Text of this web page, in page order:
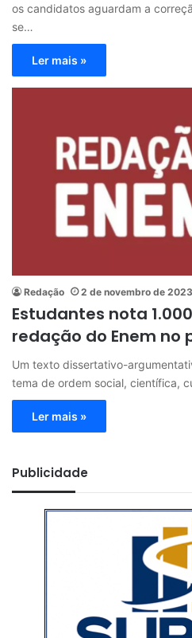
os candidatos aguardam a
se…
Ler mais »
Redação 2 de novembro de 2023
Estudantes nota
redação do Enem no
Um texto dissertativo-
tema de ordem social, científica,
Ler mais »
Publicidade